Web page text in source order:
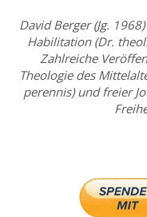
David Berger (Jg.
Habilitation (Dr.
Zahlreiche
Theologie des
perennis) und freier